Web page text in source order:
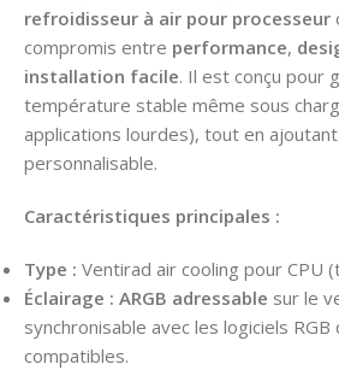
refroidisseur à air pour processeur
compromis entre performance,
installation facile. Il est conçu pour
température stable même sous
applications lourdes), tout en ajoutant
personnalisable.
Caractéristiques principales :
Type : Ventirad air cooling pour CPU
Éclairage : ARGB adressable sur le
synchronisable avec les logiciels
compatibles.